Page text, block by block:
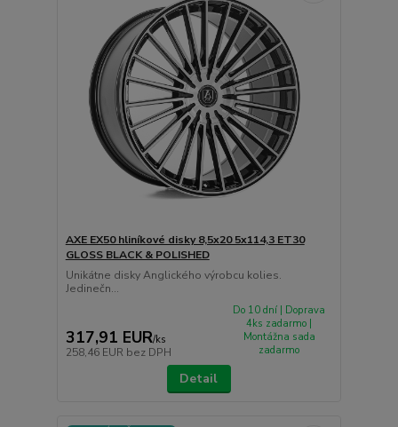
AXE EX50 hliníkové disky 8,5x20 5x114,3 ET30
GLOSS BLACK & POLISHED
Unikátne disky Anglického výrobcu kolies.
Jedinečn...
317,91 EUR/ks
258,46 EUR bez DPH
Do 10 dní | Doprava
4ks zadarmo |
Montážna sada
zadarmo
Detail